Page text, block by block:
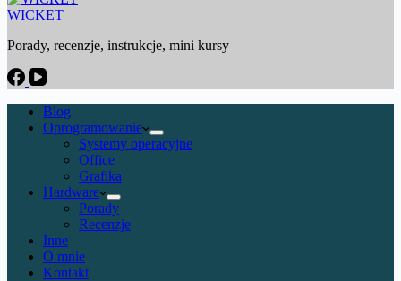
WICKET
Porady, recenzje, instrukcje, mini kursy
Blog
Oprogramowanie
Systemy operacyjne
Office
Grafika
Hardware
Porady
Recenzje
Inne
O mnie
Kontakt